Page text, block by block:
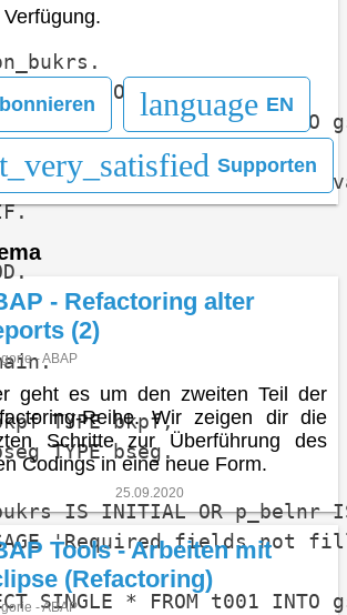
IS NOT INITIAL.
* FROM t001 INTO
<> 0.
'Company Code is not
TYPE bkpf,
TYPE bseg.
IS INITIAL OR p_belnr
'Required fields not
* FROM t001 INTO
language EN
Supporten
- Refactoring alter
(2)
- ABAP
geht es um den zweiten Teil der
Reihe. Wir zeigen dir die
Schritte zur Überführung des
Codings in eine neue Form.
25.09.2020
Tools - Arbeiten mit
(Refactoring)
- ABAP